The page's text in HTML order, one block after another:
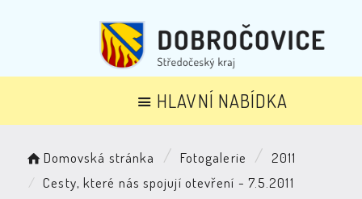
HLAVNÍ NABÍDKA
Domovská stránka Fotogalerie
2011
Cesty, které nás spojují otevření - 7.5.2011